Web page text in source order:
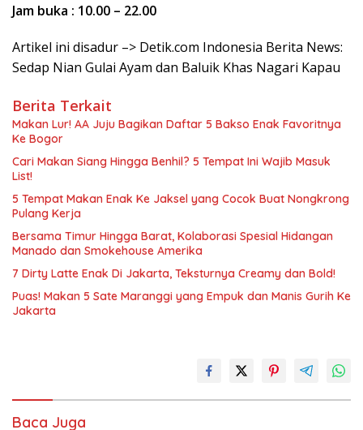
Jam buka : 10.00 – 22.00
Artikel ini disadur –> Detik.com Indonesia Berita News:
Sedap Nian Gulai Ayam dan Baluik Khas Nagari Kapau
Berita Terkait
Makan Lur! AA Juju Bagikan Daftar 5 Bakso Enak Favoritnya
Ke Bogor
Cari Makan Siang Hingga Benhil? 5 Tempat Ini Wajib Masuk
List!
5 Tempat Makan Enak Ke Jaksel yang Cocok Buat Nongkrong
Pulang Kerja
Bersama Timur Hingga Barat, Kolaborasi Spesial Hidangan
Manado dan Smokehouse Amerika
7 Dirty Latte Enak Di Jakarta, Teksturnya Creamy dan Bold!
Puas! Makan 5 Sate Maranggi yang Empuk dan Manis Gurih Ke
Jakarta
Baca Juga